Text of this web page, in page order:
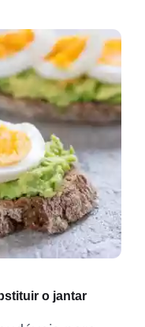
fazer uma boa